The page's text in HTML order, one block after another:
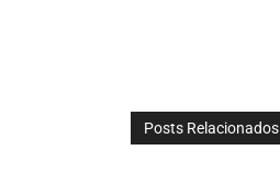
Posts Relacionados